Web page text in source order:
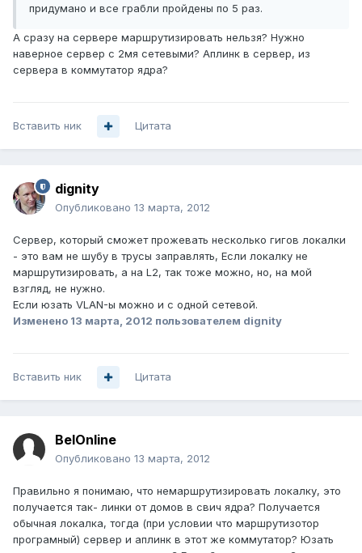
придумано и все грабли пройдены по 5 раз.
А сразу на сервере маршрутизировать нельзя? Нужно
наверное сервер с 2мя сетевыми? Аплинк в сервер, из
сервера в коммутатор ядра?
Вставить ник Цитата
dignity
Опубликовано 13 марта, 2012
Сервер, который сможет прожевать несколько гигов локалки
- это вам не шубу в трусы заправлять, Если локалку не
маршрутизировать, а на L2, так тоже можно, но, на мой
взгляд, не нужно.
Если юзать VLAN-ы можно и с одной сетевой.
Изменено 13 марта, 2012 пользователем dignity
Вставить ник Цитата
BelOnline
Опубликовано 13 марта, 2012
Правильно я понимаю, что немаршрутизировать локалку, это
получается так- линки от домов в свич ядра? Получается
обычная локалка, тогда (при условии что маршрутизотор
програмный) сервер и аплинк в этот же коммутатор? Юзать